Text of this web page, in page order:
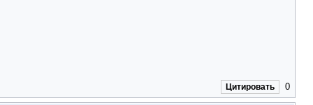
Цитировать 0